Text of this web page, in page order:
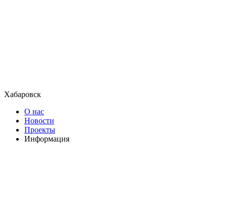
Хабаровск
О нас
Новости
Проекты
Информация